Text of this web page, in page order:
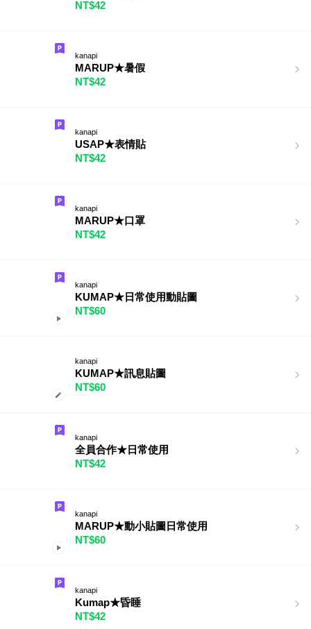
NT$42
kanapi
MARUP★暑假
NT$42
kanapi
USAP★表情貼
NT$42
kanapi
MARUP★口罩
NT$42
kanapi
KUMAP★日常使用動貼圖
NT$60
kanapi
KUMAP★訊息貼圖
NT$60
kanapi
全員合作★日常使用
NT$42
kanapi
MARUP★動小貼圖日常使用
NT$60
kanapi
Kumap★昏睡
NT$42